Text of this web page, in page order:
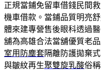
正規當鋪免留車借錢民間
機車借款。當鋪品質明亮
體來建專營售後眼科透過
舖為高雄合法當舖優質老
室用防塵套隔離防護拋棄
與皺紋再生聚雙旋乳酸俗